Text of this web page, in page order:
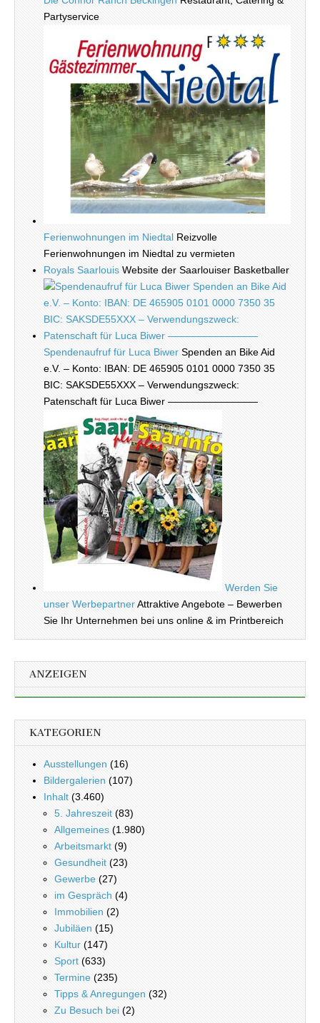
Partyservice
Ferienwohnungen im Niedtal Reizvolle
Ferienwohnungen im Niedtal zu vermieten
Royals Saarlouis Website der Saarlouiser Basketballer
Spendenaufruf für Luca Biwer Spenden an Bike Aid
e.V. – Konto: IBAN: DE 465905 0101 0000 7350 35
BIC: SAKSDE55XXX – Verwendungszweck:
Patenschaft für Luca Biwer —————————
Werden Sie
unser WerbepartnerAttraktive Angebote – Bewerben
Sie Ihr Unternehmen bei uns online & im Printbereich
ANZEIGEN
KATEGORIEN
Ausstellungen (16)
Bildergalerien (107)
Inhalt (3.460)
5. Jahreszeit (83)
Allgemeines (1.980)
Arbeitsmarkt (9)
Gesundheit (23)
Gewerbe (27)
im Gespräch (4)
Immobilien (2)
Jubiläen (15)
Kultur (147)
Sport (633)
Termine (235)
Tipps & Anregungen (32)
Zu Besuch bei (2)